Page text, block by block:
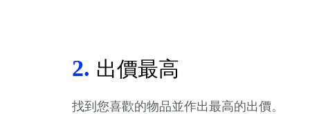
2. 出價最高
找到您喜歡的物品並作出最高的出價。